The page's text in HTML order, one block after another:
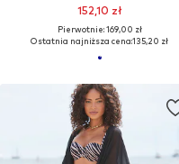
152,10 zł
Pierwotnie: 169,00 zł
Ostatnia najniższa cena:135,20 zł